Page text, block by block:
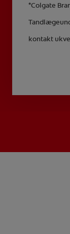
*Colgate
kontakt